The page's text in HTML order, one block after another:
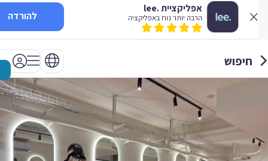
אפליקציית .lee
הרבה יותר נוח באפליקציה להורדה
חיפוש